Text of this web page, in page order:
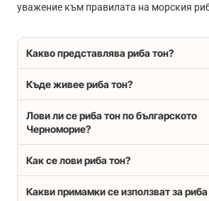
уважение към правилата на морския
Какво представлява риба тон?
Къде живее риба тон?
Лови ли се риба тон по българското
Черноморие?
Как се лови риба тон?
Какви примамки се използват за риба